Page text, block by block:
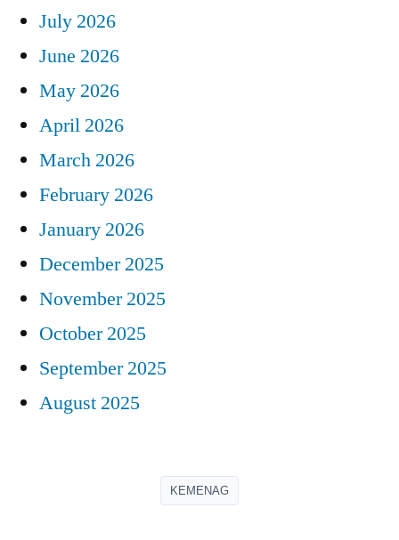
July 2026
June 2026
May 2026
April 2026
March 2026
February 2026
January 2026
December 2025
November 2025
October 2025
September 2025
August 2025
KEMENAG